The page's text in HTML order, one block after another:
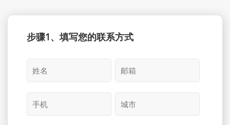
步骤1、填写您的联系方式